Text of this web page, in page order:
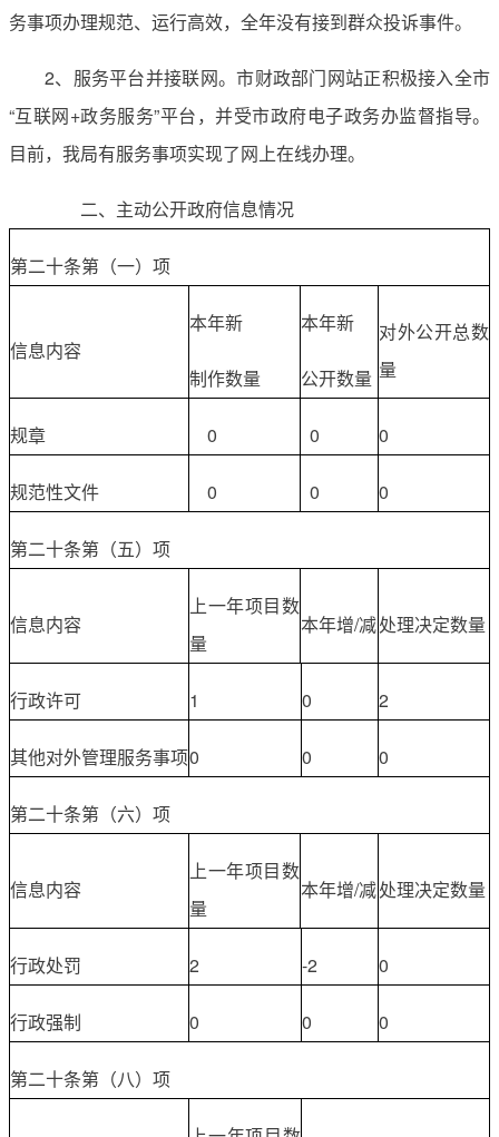
务事项办理规范、运行高效，全年没有接到群众投诉事件。
2、服务平台并接联网。市财政部门网站正积极接入全市
“互联网+政务服务”平台，并受市政府电子政务办监督指导。
目前，我局有服务事项实现了网上在线办理。
二、主动公开政府信息情况
第二十条第（一）项
信息内容
本年新
制作数量
本年新
公开数量
对外公开总数
量
规章 0 0 0
规范性文件 0 0 0
第二十条第（五）项
信息内容
上一年项目数
量
本年增/减处理决定数量
行政许可 1 0 2
其他对外管理服务事项0 0 0
第二十条第（六）项
信息内容
上一年项目数
量
本年增/减处理决定数量
行政处罚 2 -2 0
行政强制 0 0 0
第二十条第（八）项